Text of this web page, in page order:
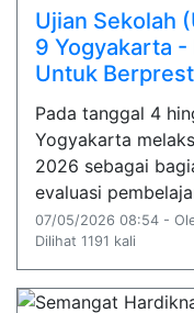
Ujian Sekolah
9 Yogyakarta -
Untuk
Pada tanggal 4
Yogyakarta
2026 sebagai
evaluasi
07/05/2026 08:54 -
Dilihat 1191 kali